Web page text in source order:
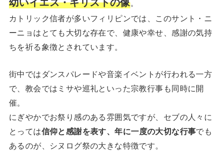
幼いイエス・キリストの像。
カトリック信者が多いフィリピンでは、このサント・ニ
ーニョはとても大切な存在で、健康や幸せ、感謝の気持
ちを祈る象徴とされています。
街中ではダンスパレードや音楽イベントが行われる一方
で、教会ではミサや巡礼といった宗教行事も同時に開
催。
にぎやかでお祭り感のある雰囲気ですが、セブの人々に
とっては信仰と感謝を表す、年に一度の大切な行事でも
あるのが、シヌログ祭の大きな特徴です。